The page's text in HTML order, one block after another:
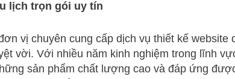
lịch trọn gói uy tín
vị chuyên cung cấp dịch vụ thiết kế website
vời. Với nhiều năm kinh nghiệm trong lĩnh
sản phẩm chất lượng cao và đáp ứng